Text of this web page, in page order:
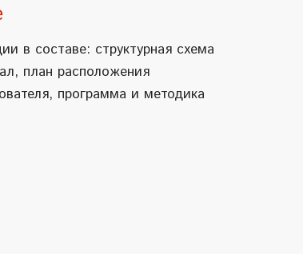
в составе: структурная схема
план расположения
программа и методика